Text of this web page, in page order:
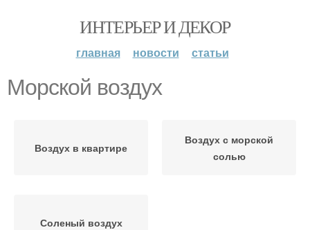
ИНТЕРЬЕР И ДЕКОР
главная новости статьи
Морской воздух
Воздух в квартире
Воздух с морской
солью
Соленый воздух